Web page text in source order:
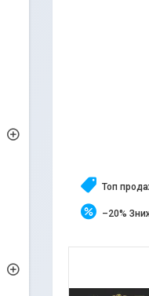
Топ
–20%